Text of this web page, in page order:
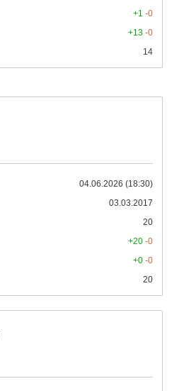
+1 -0
+13 -0
14
04.06.2026 (18:30)
03.03.2017
20
+20 -0
+0 -0
20